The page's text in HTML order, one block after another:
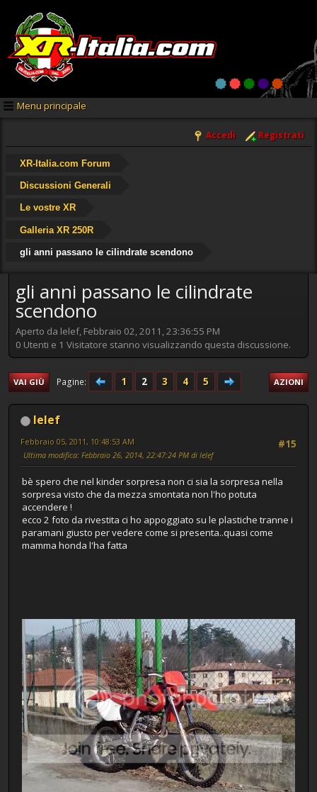
Menu principale
Accedi Registrati
XR-Italia.com Forum
Discussioni Generali
Le vostre XR
Galleria XR 250R
gli anni passano le cilindrate scendono
gli anni passano le cilindrate
scendono
Aperto da lelef, Febbraio 02, 2011, 23:36:55 PM
0 Utenti e 1 Visitatore stanno visualizzando questa discussione.
VAI GIÙ Pagine 1 2 3 4 5 AZIONI
lelef
#15
Febbraio 05, 2011, 10:48:53 AM
Ultima modifica: Febbraio 26, 2014, 22:47:24 PM di lelef
bè spero che nel kinder sorpresa non ci sia la sorpresa nella
sorpresa visto che da mezza smontata non l'ho potuta
accendere !
ecco 2 foto da rivestita ci ho appoggiato su le plastiche tranne i
paramani giusto per vedere come si presenta..quasi come
mamma honda l'ha fatta